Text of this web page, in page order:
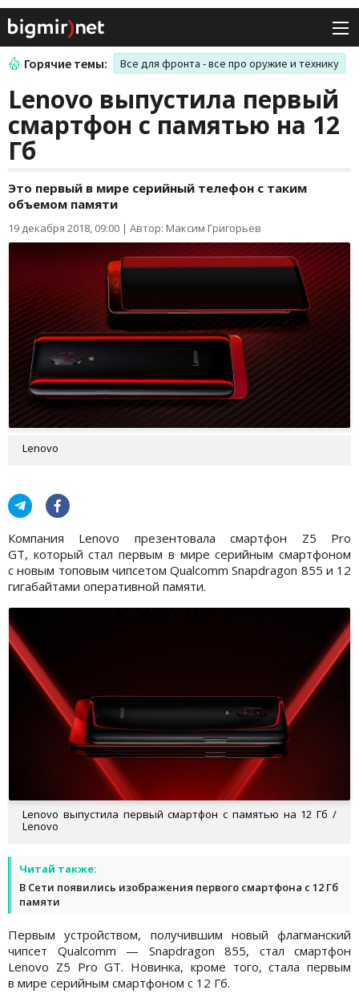
Горячие темы: Все для фронта - все про оружие и технику
Lenovo выпустила первый
смартфон с памятью на 12
Гб
Это первый в мире серийный телефон с таким
объемом памяти
19 декабря 2018, 09:00 | Автор: Максим Григорьев
Lenovo
Компания Lenovo презентовала смартфон Z5 Pro
GT, который стал первым в мире серийным смартфоном
с новым топовым чипсетом Qualcomm Snapdragon 855 и 12
гигабайтами оперативной памяти.
Lenovo выпустила первый смартфон с памятью на 12 Гб /
Lenovo
Читай также:
В Сети появились изображения первого смартфона с 12 Гб
памяти
Первым устройством, получившим новый флагманский
чипсет Qualcomm — Snapdragon 855, стал смартфон
Lenovo Z5 Pro GT. Новинка, кроме того, стала первым
в мире серийным смартфоном с 12 Гб.